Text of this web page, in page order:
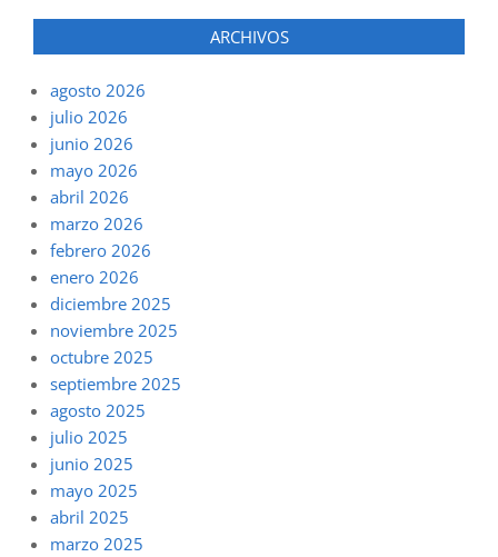
ARCHIVOS
agosto 2026
julio 2026
junio 2026
mayo 2026
abril 2026
marzo 2026
febrero 2026
enero 2026
diciembre 2025
noviembre 2025
octubre 2025
septiembre 2025
agosto 2025
julio 2025
junio 2025
mayo 2025
abril 2025
marzo 2025